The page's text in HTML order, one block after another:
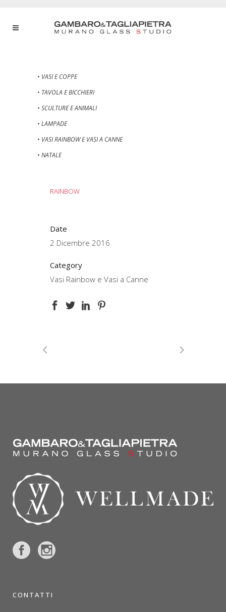
• VASI E COPPE
• TAVOLA E BICCHIERI
• SCULTURE E ANIMALI
• LAMPADE
• VASI RAINBOW E VASI A CANNE
• NATALE
RAINBOW
Date
2 Dicembre 2016
Category
Vasi Rainbow e Vasi a Canne
CONTATTI